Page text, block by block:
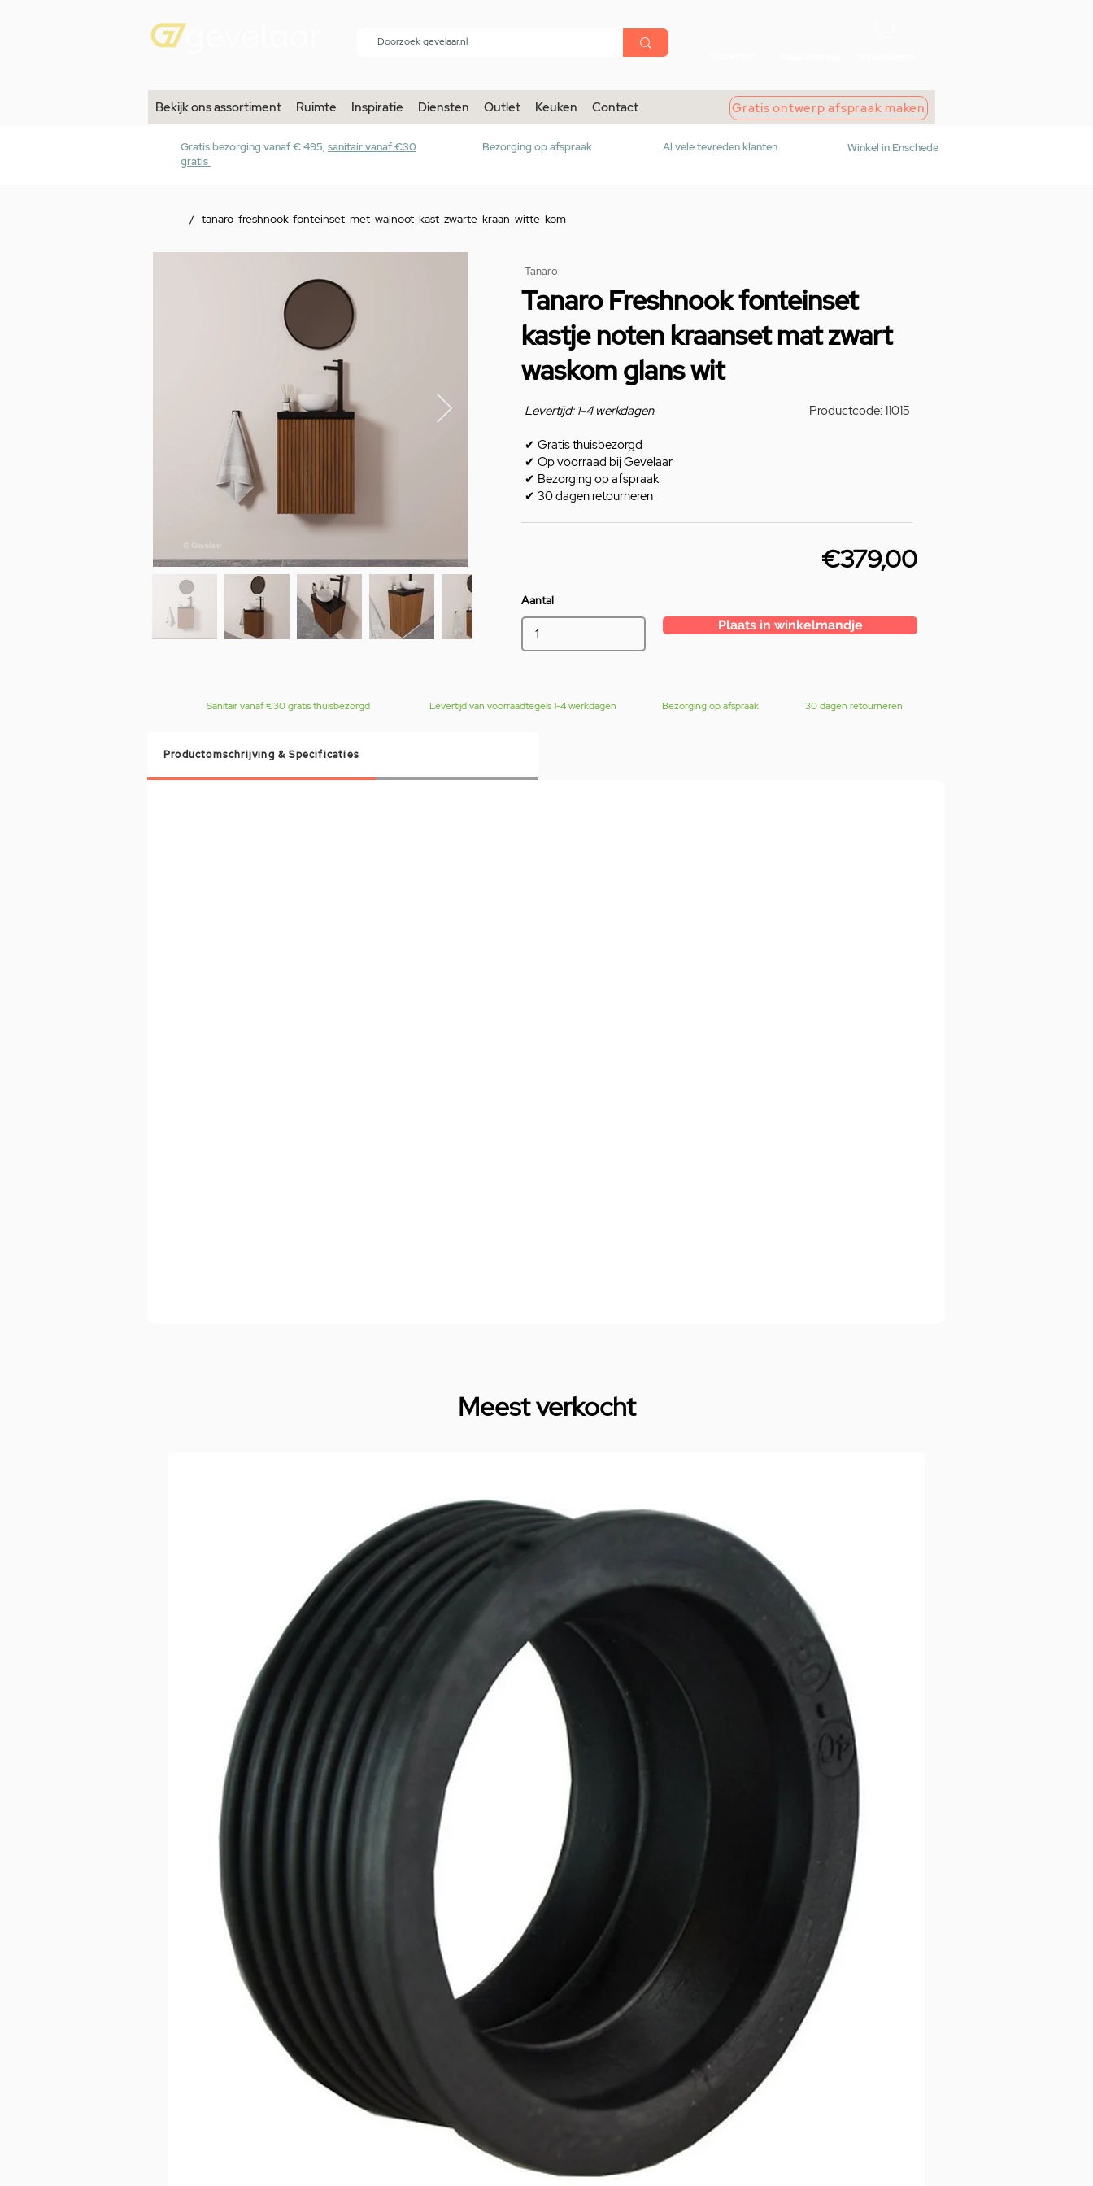
menu
Bekijk ons assortiment Ruimte Inspiratie Diensten Outlet Keuken Contact Gratis ontwerp afspraak maken
Gratis bezorging vanaf € 495, sanitair vanaf €30
gratis
Bezorging op afspraak Al vele tevreden klanten Winkel in Enschede
/ tanaro-freshnook-fonteinset-met-walnoot-kast-zwarte-kraan-witte-kom
Tanaro
Tanaro Freshnook fonteinset
kastje noten kraanset mat zwart
waskom glans wit
Levertijd: 1-4 werkdagen
✔ Gratis thuisbezorgd
✔ Op voorraad bij Gevelaar
✔ Bezorging op afspraak
✔ 30 dagen retourneren
Productcode: 11015
€379,00
Aantal
Plaats in winkelmandje
Sanitair vanaf €30 gratis thuisbezorgd Levertijd van voorraadtegels 1-4 werkdagen Bezorging op afspraak 30 dagen retourneren
Productomschrijving & Specificaties
Meest verkocht